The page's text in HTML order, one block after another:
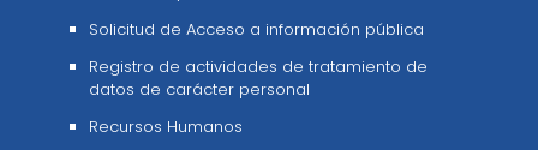
Solicitud de Acceso a información pública
Registro de actividades de tratamiento de
datos de carácter personal
Recursos Humanos